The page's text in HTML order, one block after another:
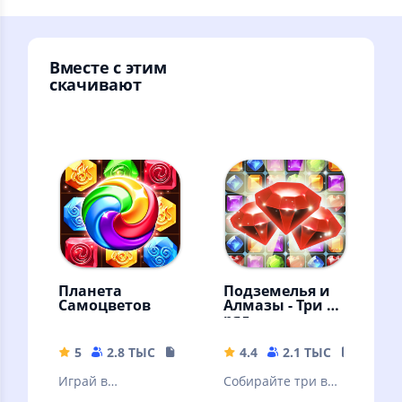
Вместе с этим
скачивают
Планета
Самоцветов
5 2.8 ТЫС
146.32 MB
Играй в
Подземелья и
Алмазы - Три в
ряд
4.4 2.1 ТЫС
Собирайте три в